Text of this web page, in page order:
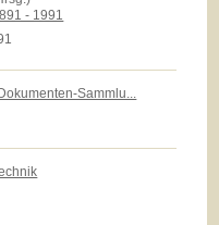
- 1991
Sammlu...